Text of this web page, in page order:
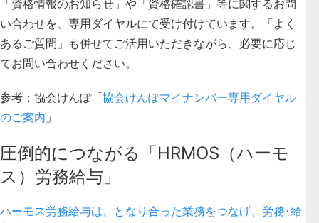
「資格情報のお知らせ」や「資格確認書」等に関するお問
い合わせを、専用ダイヤルにて受け付けています。「よく
あるご質問」も併せてご活用いただきながら、必要に応じ
てお問い合わせください。
参考：協会けんぽ「協会けんぽマイナンバー専用ダイヤル
のご案内 」
圧倒的につながる「HRMOS（ハーモ
ス）労務給与」
ハーモス労務給与は、となり合った業務をつなげ、労務･給